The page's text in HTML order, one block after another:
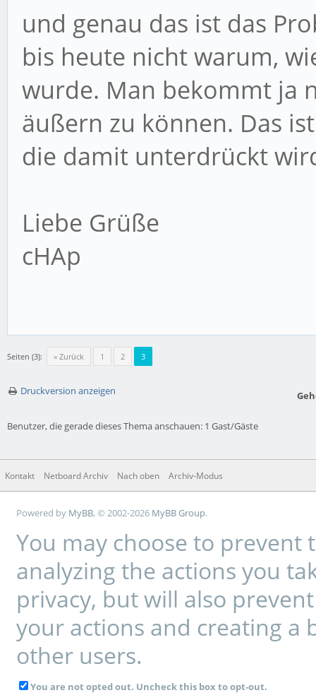
und genau das ist das
bis heute nicht warum,
wurde. Man bekommt ja
äußern zu können. Das
die damit unterdrückt
Liebe Grüße
cHAp
Seiten (3): « Zurück 1 2 3
Druckversion anzeigen
Benutzer, die gerade dieses Thema anschauen: 1 Gast/Gäste
Kontakt Netboard Archiv Nach oben Archiv-Modus
Powered by MyBB, © 2002-2026 MyBB Group.
You may choose to
analyzing the actions you
privacy, but will also
your actions and creating a
other users.
You are not opted out. Uncheck this box to opt-out.